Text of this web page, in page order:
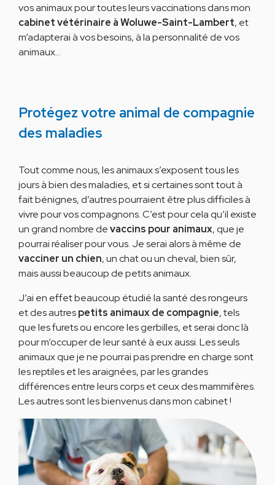
vos animaux pour toutes leurs vaccinations dans mon
cabinet vétérinaire à Woluwe-Saint-Lambert, et
m’adapterai à vos besoins, à la personnalité de vos
animaux…
Protégez votre animal de compagnie
des maladies
Tout comme nous, les animaux s’exposent tous les
jours à bien des maladies, et si certaines sont tout à
fait bénignes, d’autres pourraient être plus difficiles à
vivre pour vos compagnons. C’est pour cela qu’il existe
un grand nombre devaccins pour animaux, que je
pourrai réaliser pour vous. Je serai alors à même de
vacciner un chien, un chat ou un cheval, bien sûr,
mais aussi beaucoup de petits animaux.
J’ai en effet beaucoup étudié la santé des rongeurs
et des autrespetits animaux de compagnie, tels
que les furets ou encore les gerbilles, et serai donc là
pour m’occuper de leur santé à eux aussi. Les seuls
animaux que je ne pourrai pas prendre en charge sont
les reptiles et les araignées, par les grandes
différences entre leurs corps et ceux des mammifères.
Les autres sont les bienvenus dans mon cabinet !